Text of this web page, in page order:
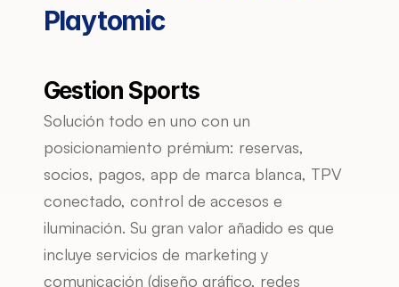
Playtomic
Gestion Sports
Solución todo en uno con un
posicionamiento prémium: reservas,
socios, pagos, app de marca blanca, TPV
conectado, control de accesos e
iluminación. Su gran valor añadido es que
incluye servicios de marketing y
comunicación (diseño gráfico, redes